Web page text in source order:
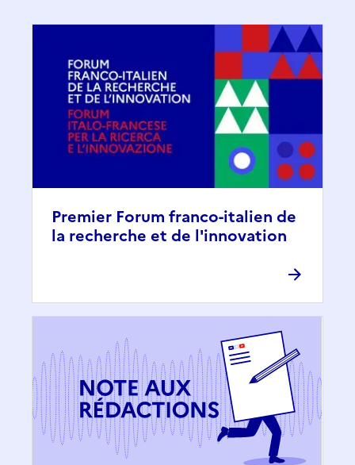
Premier Forum franco-italien de
la recherche et de l'innovation